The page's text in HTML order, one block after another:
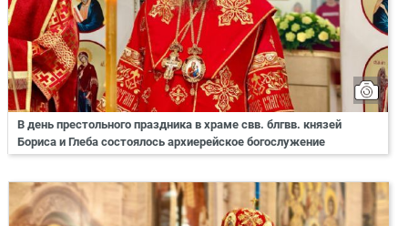
В день престольного праздника в храме свв. блгвв. князей
Бориса и Глеба состоялось архиерейское богослужение